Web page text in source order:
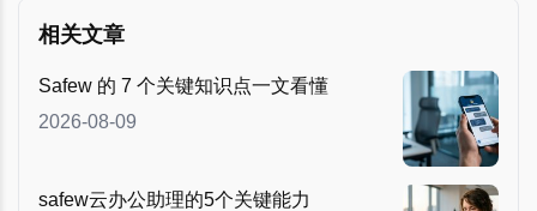
相关文章
Safew 的 7 个关键知识点一文看懂
2026-08-09
safew云办公助理的5个关键能力